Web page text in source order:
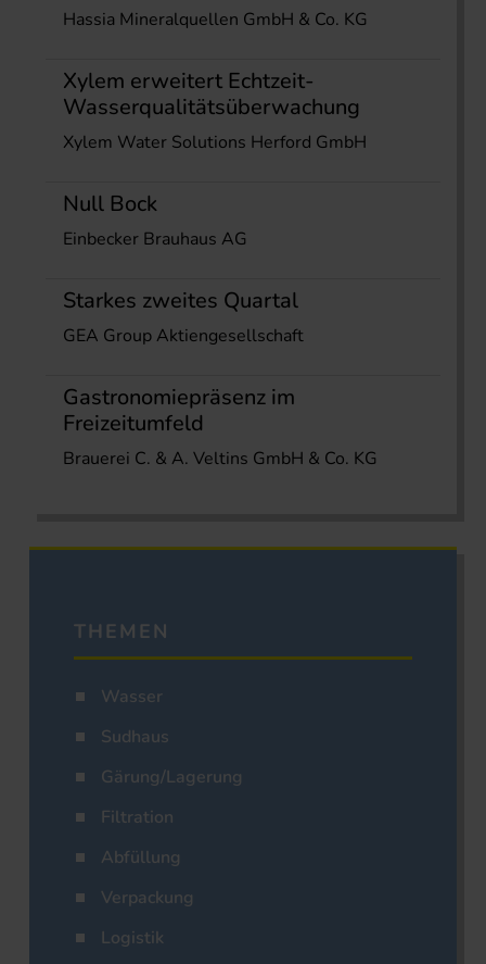
Hassia Mineralquellen GmbH & Co. KG
Xylem erweitert Echtzeit-
Wasserqualitätsüberwachung
Xylem Water Solutions Herford GmbH
Null Bock
Einbecker Brauhaus AG
Starkes zweites Quartal
GEA Group Aktiengesellschaft
Gastronomiepräsenz im
Freizeitumfeld
Brauerei C. & A. Veltins GmbH & Co. KG
THEMEN
Wasser
Sudhaus
Gärung/Lagerung
Filtration
Abfüllung
Verpackung
Logistik